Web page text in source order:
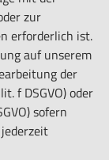
zur
erforderlich ist.
auf unserem
der
f DSGVO) oder
sofern